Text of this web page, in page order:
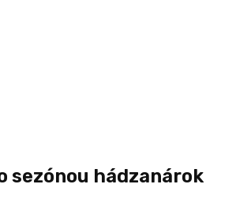
sezónou hádzanárok